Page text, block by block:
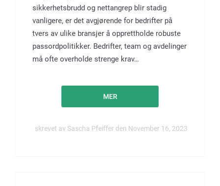
sikkerhetsbrudd og nettangrep blir stadig
vanligere, er det avgjørende for bedrifter på
tvers av ulike bransjer å opprettholde robuste
passordpolitikker. Bedrifter, team og avdelinger
må ofte overholde strenge krav…
MER
skrevet av Sascha Pfeiffer den November 16, 2023